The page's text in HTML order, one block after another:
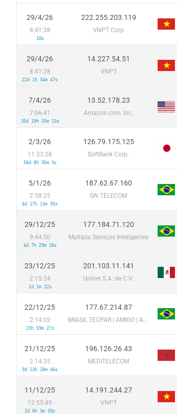
29/4/26
8:41:38
10s
222.255.203.119
VNPT Corp
29/4/26
8:41:28
22d 1h 34m 47s
14.227.54.51
VNPT
7/4/26
7:06:41
35d 19h 33m 13s
13.52.178.23
Amazon.com, Inc.
2/3/26
11:33:28
56d 8h 35m 3s
126.79.175.125
SoftBank Corp.
5/1/26
2:58:25
6d 17h 13m 35s
187.62.67.160
GN TELECOM
29/12/25
9:44:50
6d 7h 29m 26s
177.184.71.120
Multipla Serviços Inteligentes
23/12/25
2:15:24
1d 1m 22s
201.103.11.141
Uninet S.A. de C.V.
22/12/25
2:14:02
23h 59m 27s
177.67.214.87
BRASIL TECPAR | AMIGO | AVATO
21/12/25
2:14:35
9d 13h 18m 46s
196.126.26.43
MEDITELECOM
11/12/25
12:55:49
2d 6h 3m 33s
14.191.244.27
VNPT